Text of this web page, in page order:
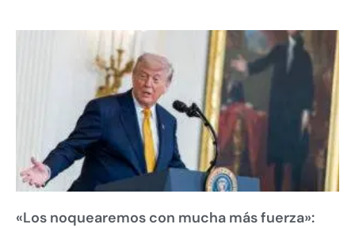
«Los noquearemos con mucha más fuerza»: